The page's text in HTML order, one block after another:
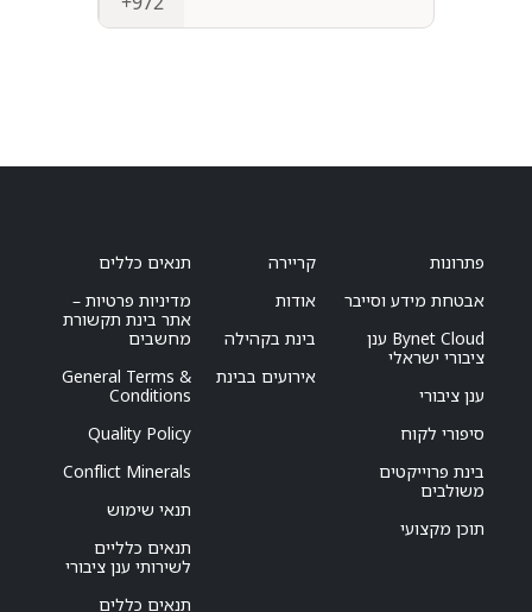
פתרונות
אבטחת מידע וסייבר
Bynet Cloud ענן
ציבורי ישראלי
ענן ציבורי
סיפורי לקוח
בינת פרוייקטים
משולבים
תוכן מקצועי
קריירה
אודות
בינת בקהילה
אירועים בבינת
תנאים כללים
מדיניות פרטיות –
אתר בינת תקשורת
מחשבים
General Terms &
Conditions
Quality Policy
Conflict Minerals
תנאי שימוש
תנאים כלליים
לשירותי ענן ציבורי
תנאים כללים